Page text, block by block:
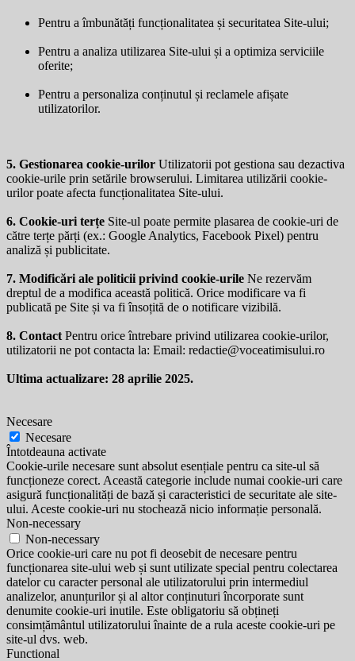
Pentru a îmbunătăți funcționalitatea și securitatea Site-ului;
Pentru a analiza utilizarea Site-ului și a optimiza serviciile
oferite;
Pentru a personaliza conținutul și reclamele afișate
utilizatorilor.
5. Gestionarea cookie-urilor Utilizatorii pot gestiona sau dezactiva
cookie-urile prin setările browserului. Limitarea utilizării cookie-
urilor poate afecta funcționalitatea Site-ului.
6. Cookie-uri terțe Site-ul poate permite plasarea de cookie-uri de
către terțe părți (ex.: Google Analytics, Facebook Pixel) pentru
analiză și publicitate.
7. Modificări ale politicii privind cookie-urile Ne rezervăm
dreptul de a modifica această politică. Orice modificare va fi
publicată pe Site și va fi însoțită de o notificare vizibilă.
8. Contact Pentru orice întrebare privind utilizarea cookie-urilor,
utilizatorii ne pot contacta la: Email: redactie@voceatimisului.ro
Ultima actualizare: 28 aprilie 2025.
Necesare
Necesare
Întotdeauna activate
Cookie-urile necesare sunt absolut esențiale pentru ca site-ul să
funcționeze corect. Această categorie include numai cookie-uri care
asigură funcționalități de bază și caracteristici de securitate ale site-
ului. Aceste cookie-uri nu stochează nicio informație personală.
Non-necessary
Non-necessary
Orice cookie-uri care nu pot fi deosebit de necesare pentru
funcționarea site-ului web și sunt utilizate special pentru colectarea
datelor cu caracter personal ale utilizatorului prin intermediul
analizelor, anunțurilor și al altor conținuturi încorporate sunt
denumite cookie-uri inutile. Este obligatoriu să obțineți
consimțământul utilizatorului înainte de a rula aceste cookie-uri pe
site-ul dvs. web.
Functional